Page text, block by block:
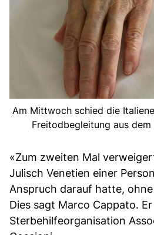
Am Mittwoch schied die
Freitodbegleitung aus dem
«Zum zweiten Mal
Julisch Venetien einer
Anspruch darauf hatte,
Dies sagt Marco Cappato.
Sterbehilfeorganisation